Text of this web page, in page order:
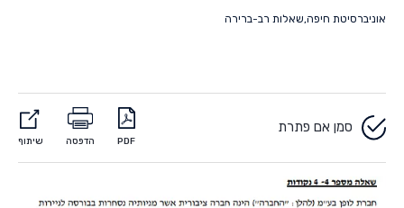
אוניברסיטת חיפה,שאלות רב-ברירה
סמן אם פתרת
PDF הדפסה שיתוף